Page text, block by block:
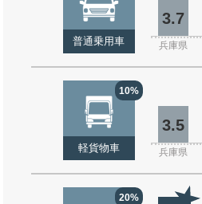
普通乗用車
3.7
兵庫県
10%
軽貨物車
3.5
兵庫県
20%